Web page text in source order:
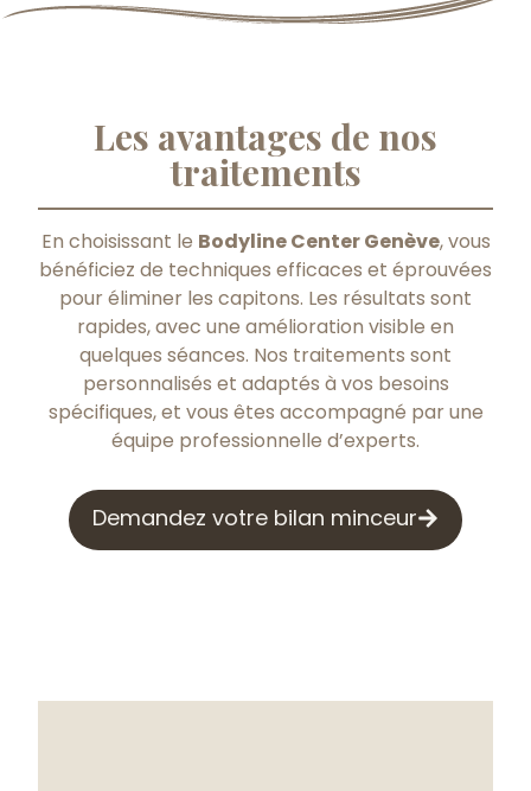
Les avantages de nos
traitements
En choisissant le Bodyline Center Genève, vous
bénéficiez de techniques efficaces et éprouvées
pour éliminer les capitons. Les résultats sont
rapides, avec une amélioration visible en
quelques séances. Nos traitements sont
personnalisés et adaptés à vos besoins
spécifiques, et vous êtes accompagné par une
équipe professionnelle d’experts.
Demandez votre bilan minceur